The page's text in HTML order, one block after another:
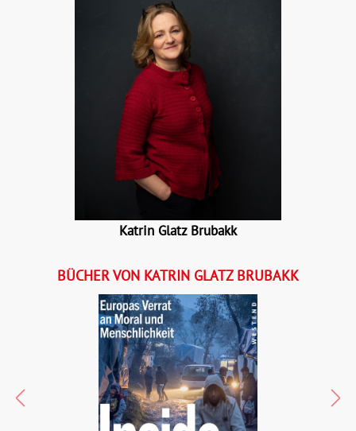
Katrin Glatz Brubakk
BÜCHER VON KATRIN GLATZ BRUBAKK